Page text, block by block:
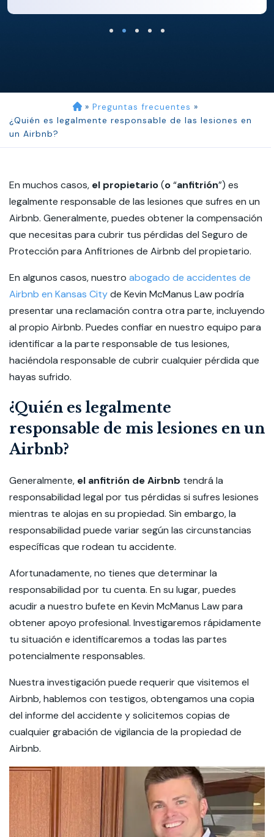
» Preguntas frecuentes »
¿Quién es legalmente responsable de las lesiones en
un Airbnb?
En muchos casos, el propietario(o“anfitrión”) es
legalmente responsable de las lesiones que sufres en un
Airbnb. Generalmente, puedes obtener la compensación
que necesitas para cubrir tus pérdidas del Seguro de
Protección para Anfitriones de Airbnb del propietario.
En algunos casos, nuestro abogado de accidentes de
Airbnb en Kansas Cityde Kevin McManus Law podría
presentar una reclamación contra otra parte, incluyendo
al propio Airbnb. Puedes confiar en nuestro equipo para
identificar a la parte responsable de tus lesiones,
haciéndola responsable de cubrir cualquier pérdida que
hayas sufrido.
¿Quién es legalmente
responsable de mis lesiones en un
Airbnb?
Generalmente, el anfitrión de Airbnb tendrá la
responsabilidad legal por tus pérdidas si sufres lesiones
mientras te alojas en su propiedad. Sin embargo, la
responsabilidad puede variar según las circunstancias
específicas que rodean tu accidente.
Afortunadamente, no tienes que determinar la
responsabilidad por tu cuenta. En su lugar, puedes
acudir a nuestro bufete en Kevin McManus Law para
obtener apoyo profesional. Investigaremos rápidamente
tu situación e identificaremos a todas las partes
potencialmente responsables.
Nuestra investigación puede requerir que visitemos el
Airbnb, hablemos con testigos, obtengamos una copia
del informe del accidente y solicitemos copias de
cualquier grabación de vigilancia de la propiedad de
Airbnb.